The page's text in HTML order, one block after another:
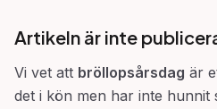
Artikeln är inte
Vi vet att bröllopsårsdag är
det i kön men har inte hunnit